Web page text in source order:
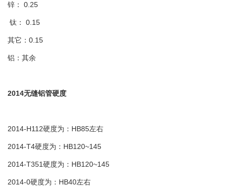
锌： 0.25
钛： 0.15
其它：0.15
铝：其余
2014无缝铝管硬度
2014-H112硬度为：HB85左右
2014-T4硬度为：HB120~145
2014-T351硬度为：HB120~145
2014-0硬度为：HB40左右